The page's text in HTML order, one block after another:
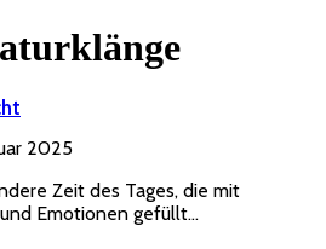
2025
Zeit des Tages, die mit
Emotionen gefüllt…